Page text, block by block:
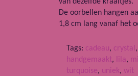
van dezelfde kraaltjes.
De oorbellen hangen
1,8 cm lang vanaf het
Tags: cadeau, crystal,
handgemaakt, lila,
turquoise, uniek, wit